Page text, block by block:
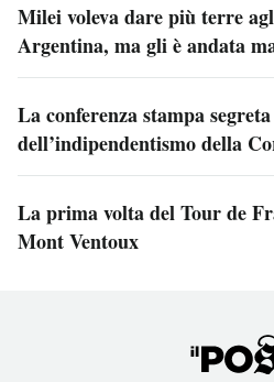
Milei voleva dare più terre
Argentina, ma gli è andata
La conferenza stampa
dell’indipendentismo della
La prima volta del Tour de
Mont Ventoux